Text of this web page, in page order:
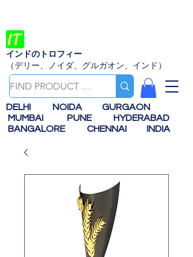
インドのトロフィー
（デリー、ノイダ、グルガオン、インド）
DELHI NOIDA
GURGAON
MUMBAI
PUNE
HYDERABAD
BANGALORE
CHENNAI INDIA